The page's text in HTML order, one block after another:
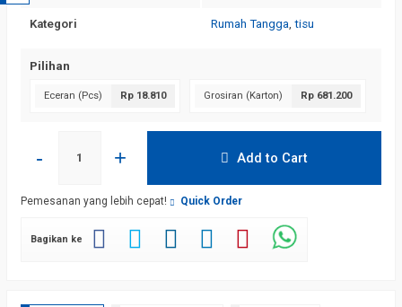
Kategori Rumah Tangga, tisu
Pilihan
Eceran (Pcs) Rp 18.810 Grosiran (Karton) Rp 681.200
- + Add to Cart
Pemesanan yang lebih cepat! Quick Order
Bagikan ke